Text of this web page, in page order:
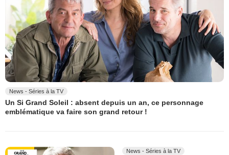
News - Séries à la TV
Un Si Grand Soleil : absent depuis un an, ce personnage
emblématique va faire son grand retour !
News - Séries à la TV